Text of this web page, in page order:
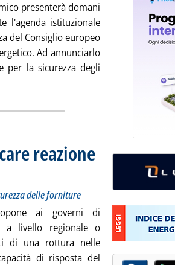
presenterà domani
l'agenda istituzionale
del Consiglio europeo
Ad annunciarlo
per la sicurezza degli
'Semestre Ue, domani al Mise
reazione
una strategia globale per aumentare la sicurezza delle
alle 15.56.
delle forniture
ai governi di
a livello regionale o
di una rottura nelle
di risposta del